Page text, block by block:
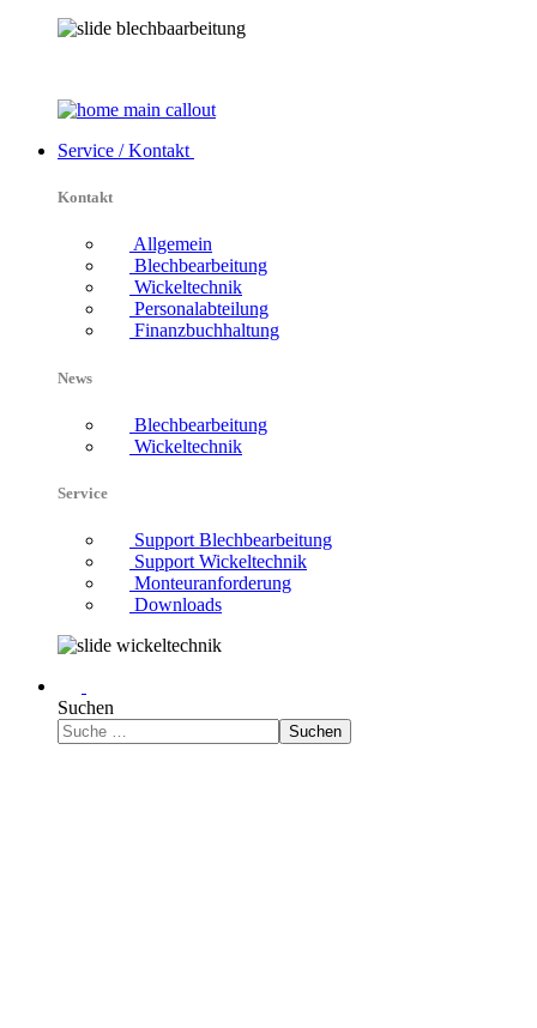
Service / Kontakt
Kontakt
Allgemein
Blechbearbeitung
Wickeltechnik
Personalabteilung
Finanzbuchhaltung
News
Blechbearbeitung
Wickeltechnik
Service
Support Blechbearbeitung
Support Wickeltechnik
Monteuranforderung
Downloads
Suchen
Suchen